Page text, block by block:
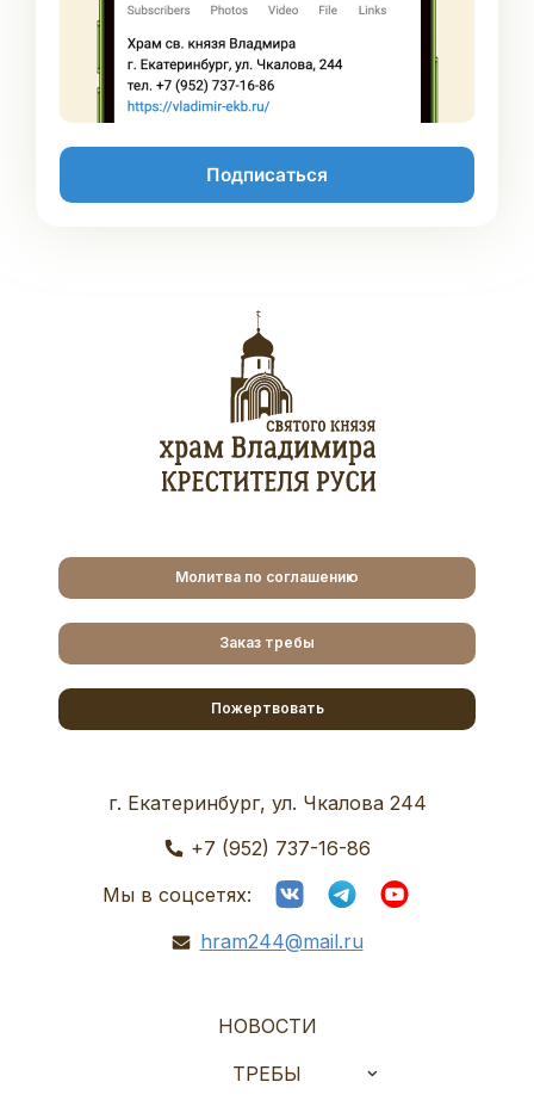
Подписаться
Молитва по соглашению
Заказ требы
Пожертвовать
г. Екатеринбург, ул. Чкалова 244
+7 (952) 737-16-86
Мы в соцсетях:
hram244@mail.ru
НОВОСТИ
ТРЕБЫ